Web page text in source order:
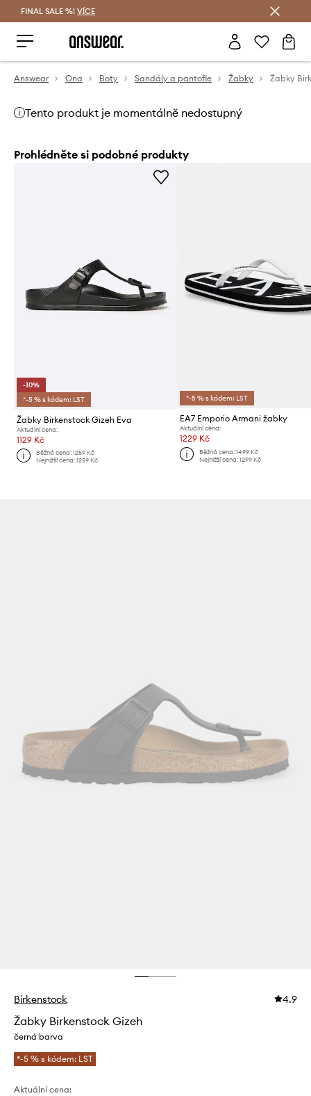
FINAL SALE %! VÍCE
Answear Ona Boty Sandály a pantofle Žabky Žabky
Tento produkt je momentálně nedostupný
Prohlédněte si podobné produkty
-10%
*-5 % s kódem: LST
Žabky Birkenstock Gizeh Eva
Aktuální cena:
1129 Kč
Běžná cena:1259 Kč
Nejnižší cena:1259 Kč
*-5 % s kódem: LST
EA7 Emporio Armani žabky
Aktuální cena:
1229 Kč
Běžná cena: 1499 Kč
Nejnižší cena: 1299 Kč
Birkenstock 4.9
Žabky Birkenstock Gizeh
černá barva
*-5 % s kódem: LST
Aktuální cena: